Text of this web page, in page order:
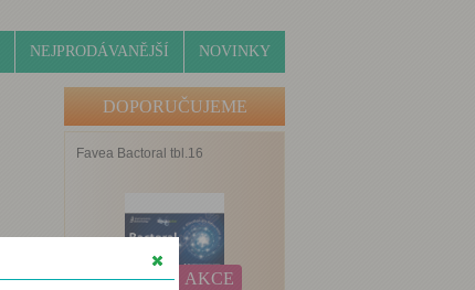
NEJPRODÁVANĚJŠÍ NOVINKY
DOPORUČUJEME
AKCE
Favea Bactoral tbl.16